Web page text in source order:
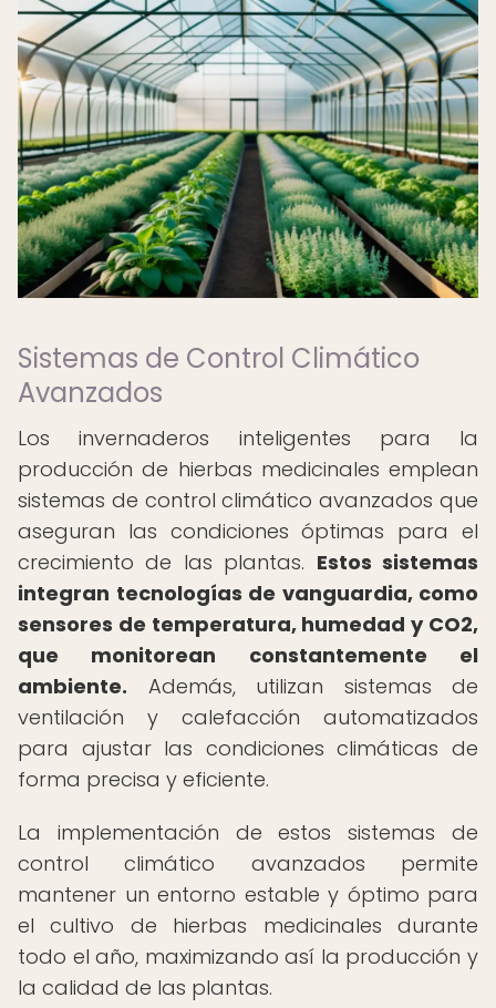
Sistemas de Control Climático
Avanzados
Los invernaderos inteligentes para la
producción de hierbas medicinales emplean
sistemas de control climático avanzados que
aseguran las condiciones óptimas para el
crecimiento de las plantas. Estos sistemas
integran tecnologías de vanguardia, como
sensores de temperatura, humedad y CO2,
que monitorean constantemente el
ambiente. Además, utilizan sistemas de
ventilación y calefacción automatizados
para ajustar las condiciones climáticas de
forma precisa y eficiente.
La implementación de estos sistemas de
control climático avanzados permite
mantener un entorno estable y óptimo para
el cultivo de hierbas medicinales durante
todo el año, maximizando así la producción y
la calidad de las plantas.